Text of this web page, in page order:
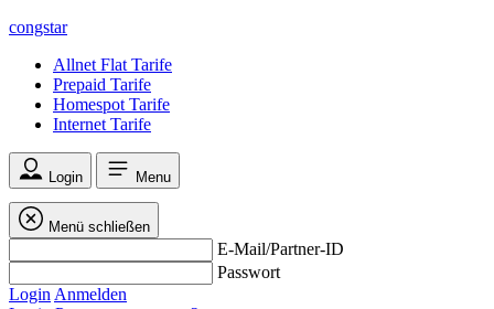
congstar
Allnet Flat Tarife
Prepaid Tarife
Homespot Tarife
Internet Tarife
Login Menu
Menü schließen
E-Mail/Partner-ID
Passwort
Login Anmelden